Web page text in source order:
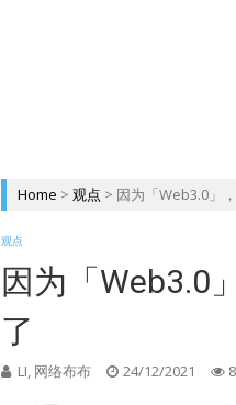
Home > 观点 > 因为「Web3.0」
观点
因为「Web3.0
了
LI, 网络布布 24/12/2021